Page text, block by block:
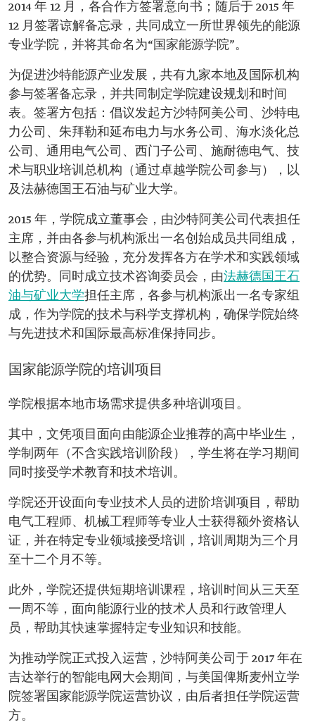
2014 年 12 月，各合作方签署意向书；随后于 2015 年
12 月签署谅解备忘录，共同成立一所世界领先的能源
专业学院，并将其命名为“国家能源学院”。
为促进沙特能源产业发展，共有九家本地及国际机构
参与签署备忘录，并共同制定学院建设规划和时间
表。签署方包括：倡议发起方沙特阿美公司、沙特电
力公司、朱拜勒和延布电力与水务公司、海水淡化总
公司、通用电气公司、西门子公司、施耐德电气、技
术与职业培训总机构（通过卓越学院公司参与），以
及法赫德国王石油与矿业大学。
2015 年，学院成立董事会，由沙特阿美公司代表担任
主席，并由各参与机构派出一名创始成员共同组成，
以整合资源与经验，充分发挥各方在学术和实践领域
的优势。同时成立技术咨询委员会，由法赫德国王石
油与矿业大学担任主席，各参与机构派出一名专家组
成，作为学院的技术与科学支撑机构，确保学院始终
与先进技术和国际最高标准保持同步。
国家能源学院的培训项目
学院根据本地市场需求提供多种培训项目。
其中，文凭项目面向由能源企业推荐的高中毕业生，
学制两年（不含实践培训阶段），学生将在学习期间
同时接受学术教育和技术培训。
学院还开设面向专业技术人员的进阶培训项目，帮助
电气工程师、机械工程师等专业人士获得额外资格认
证，并在特定专业领域接受培训，培训周期为三个月
至十二个月不等。
此外，学院还提供短期培训课程，培训时间从三天至
一周不等，面向能源行业的技术人员和行政管理人
员，帮助其快速掌握特定专业知识和技能。
为推动学院正式投入运营，沙特阿美公司于 2017 年在
吉达举行的智能电网大会期间，与美国俾斯麦州立学
院签署国家能源学院运营协议，由后者担任学院运营
方。